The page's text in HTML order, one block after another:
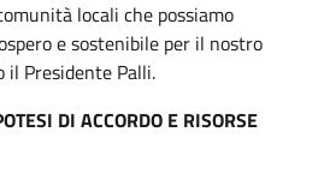
locali che possiamo
e sostenibile per il nostro
Presidente Palli.
DI ACCORDO E RISORSE